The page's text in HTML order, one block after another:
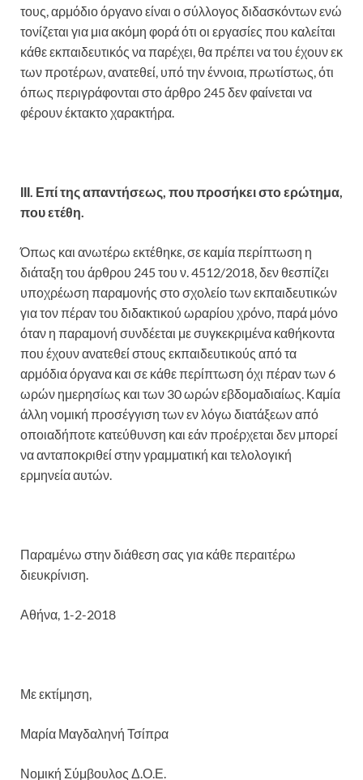
τους, αρμόδιο όργανο είναι ο σύλλογος διδασκόντων ενώ
τονίζεται για μια ακόμη φορά ότι οι εργασίες που καλείται
κάθε εκπαιδευτικός να παρέχει, θα πρέπει να του έχουν εκ
των προτέρων, ανατεθεί, υπό την έννοια, πρωτίστως, ότι
όπως περιγράφονται στο άρθρο 245 δεν φαίνεται να
φέρουν έκτακτο χαρακτήρα.
ΙΙΙ. Επί της απαντήσεως, που προσήκει στο ερώτημα,
που ετέθη.
Όπως και ανωτέρω εκτέθηκε, σε καμία περίπτωση η
διάταξη του άρθρου 245 του ν. 4512/2018, δεν θεσπίζει
υποχρέωση παραμονής στο σχολείο των εκπαιδευτικών
για τον πέραν του διδακτικού ωραρίου χρόνο, παρά μόνο
όταν η παραμονή συνδέεται με συγκεκριμένα καθήκοντα
που έχουν ανατεθεί στους εκπαιδευτικούς από τα
αρμόδια όργανα και σε κάθε περίπτωση όχι πέραν των 6
ωρών ημερησίως και των 30 ωρών εβδομαδιαίως. Καμία
άλλη νομική προσέγγιση των εν λόγω διατάξεων από
οποιαδήποτε κατεύθυνση και εάν προέρχεται δεν μπορεί
να ανταποκριθεί στην γραμματική και τελολογική
ερμηνεία αυτών.
Παραμένω στην διάθεση σας για κάθε περαιτέρω
διευκρίνιση.
Αθήνα, 1-2-2018
Με εκτίμηση,
Μαρία Μαγδαληνή Τσίπρα
Νομική Σύμβουλος Δ.Ο.Ε.